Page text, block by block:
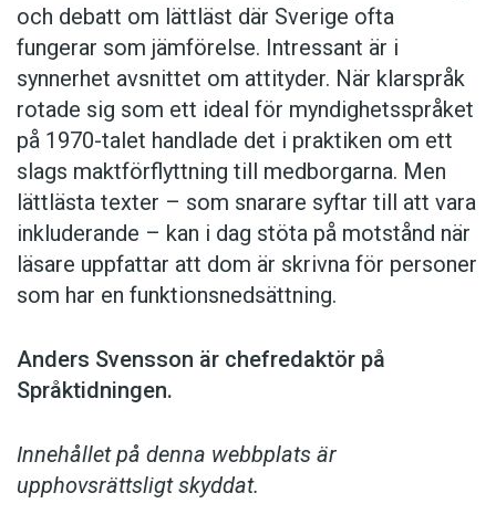
och debatt om lättläst där ­Sverige ofta
fungerar som jämförelse. ­Intressant är i
synnerhet ­avsnittet om attityder. När klar­språk
rotade sig som ett ideal för myndighetsspråket
på 1970-talet handlade det i praktiken om ett
slags maktförflyttning till medborgarna. Men
lättlästa texter – som snarare syftar till att vara
inkluderande – kan i dag stöta på motstånd när
läsare uppfattar att dom är skrivna för personer
som har en funktionsnedsättning.
Anders Svensson är chefredaktör på
Språktidningen.
Innehållet på denna webbplats är
upphovsrättsligt skyddat.